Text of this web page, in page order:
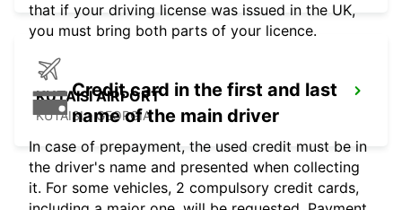
KUTAISI AIRPORT
KUTAISI - GEORGIA
that if your driving license was issued in the UK,
you must bring both parts of your licence.
Credit card in the first and last
name of the main driver
In case of prepayment, the used credit must be in
the driver's name and presented when collecting
it. For some vehicles, 2 compulsory credit cards,